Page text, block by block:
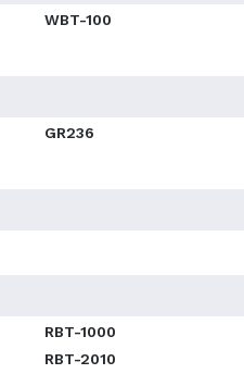
WBT-100
GR236
RBT-1000
RBT-2010